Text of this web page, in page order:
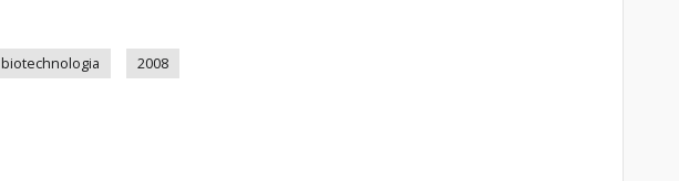
biotechnologia 2008